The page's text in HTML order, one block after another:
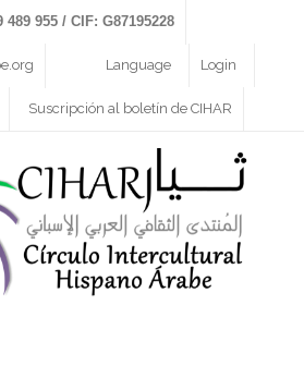
489 955 / CIF: G87195228
Login
Language
Suscripción al boletín de CIHAR